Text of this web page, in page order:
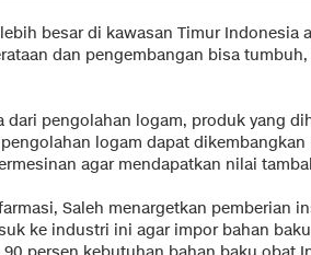
besar di kawasan Timur Indonesia
dan pengembangan bisa
dari pengolahan logam, produk yang
logam dapat dikembangkan
agar mendapatkan nilai
Saleh menargetkan pemberian
ke industri ini agar impor bahan